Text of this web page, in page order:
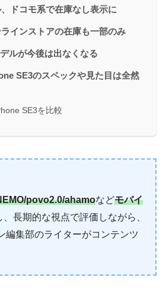
ドコモ系で在庫なし表示に
インストアの在庫も一部のみ
ルが今後は出なくなる
SE3のスペックや見た目は全然
SE3を比較
povo2.0/ahamoなどモバイ
、長期的な視点で評価しながら、
編集部のライターがコンテンツ